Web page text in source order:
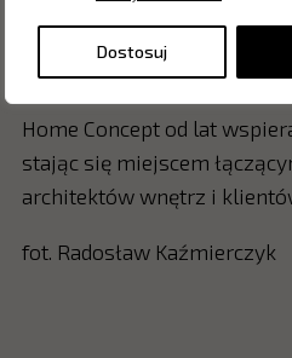
Dostosuj
w kształtowaniu
konkursów
architektury.
Home Concept od lat
stając się miejscem
architektów wnętrz i
fot. Radosław Kaźmierczyk